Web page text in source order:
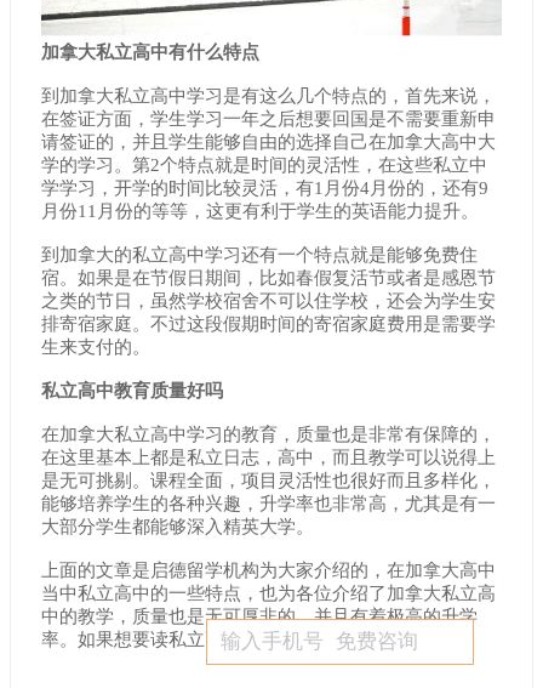
加拿大私立高中有什么特点
到加拿大私立高中学习是有这么几个特点的，首先来说，
在签证方面，学生学习一年之后想要回国是不需要重新申
请签证的，并且学生能够自由的选择自己在加拿大高中大
学的学习。第2个特点就是时间的灵活性，在这些私立中
学学习，开学的时间比较灵活，有1月份4月份的，还有9
月份11月份的等等，这更有利于学生的英语能力提升。
到加拿大的私立高中学习还有一个特点就是能够免费住
宿。如果是在节假日期间，比如春假复活节或者是感恩节
之类的节日，虽然学校宿舍不可以住学校，还会为学生安
排寄宿家庭。不过这段假期时间的寄宿家庭费用是需要学
生来支付的。
私立高中教育质量好吗
在加拿大私立高中学习的教育，质量也是非常有保障的，
在这里基本上都是私立日志，高中，而且教学可以说得上
是无可挑剔。课程全面，项目灵活性也很好而且多样化，
能够培养学生的各种兴趣，升学率也非常高，尤其是有一
大部分学生都能够深入精英大学。
上面的文章是启德留学机构为大家介绍的，在加拿大高中
当中私立高中的一些特点，也为各位介绍了加拿大私立高
中的教学，质量也是无可厚非的，并且有着极高的升学
率。如果想要读私立高中的学生家长可以作为参考。